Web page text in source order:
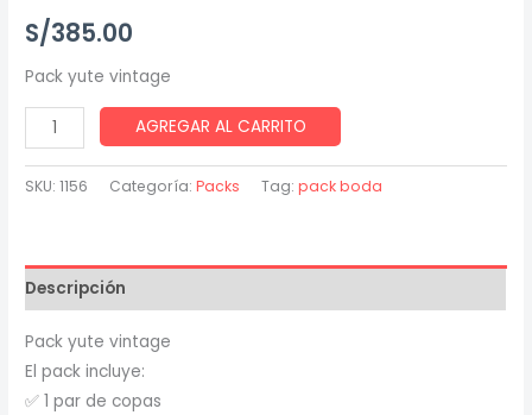
S/385.00
Pack yute vintage
AGREGAR AL CARRITO
SKU:1156 Categoría:Packs Tag:pack boda
Descripción
Pack yute vintage
El pack incluye:
✅ 1 par de copas